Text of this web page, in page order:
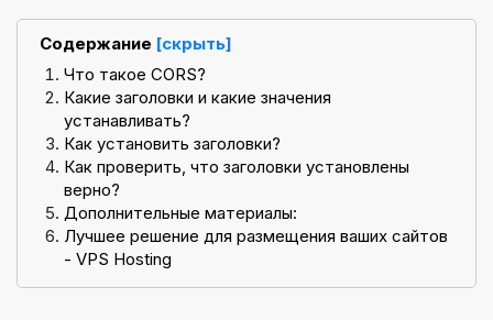
Содержание [скрыть]
Что такое CORS?
Какие заголовки и какие значения
устанавливать?
Как установить заголовки?
Как проверить, что заголовки установлены
верно?
Дополнительные материалы:
Лучшее решение для размещения ваших сайтов
- VPS Hosting